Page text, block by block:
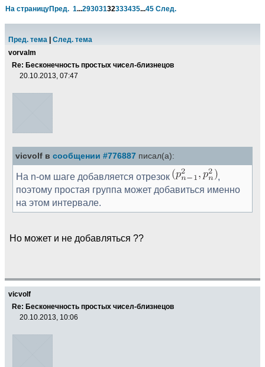
На страницуПред. 1...29303132333435...45 След.
Пред. тема
След. тема
vorvalm
Re: Бесконечность простых чисел-близнецов
20.10.2013, 07:47
vicvolf в сообщении #776887 писал(а):
На n-ом шаге добавляется отрезок
,
поэтому простая группа может добавиться именно
на этом интервале.
Но может и не добавляться ??
vicvolf
Re: Бесконечность простых чисел-близнецов
20.10.2013, 10:06